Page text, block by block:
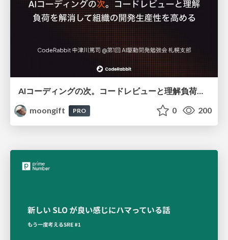
AIコーディングの次。コードレビューと理解負荷を解消して組織の開発生産性を高める
moongift
PRO 0 200